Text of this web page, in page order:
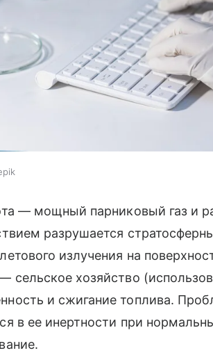
— мощный парниковый газ и
разрушается
излучения на
сельское хозяйство
и сжигание топлива.
в ее инертности при